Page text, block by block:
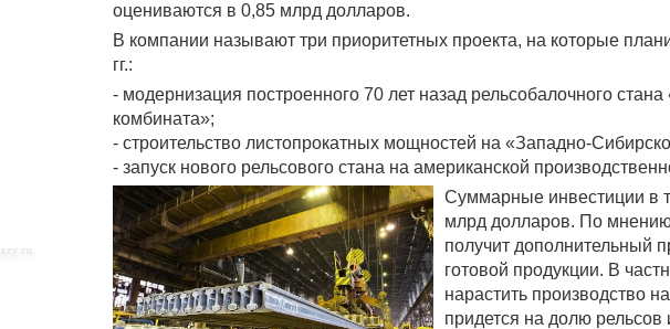
оцениваются в 0,85 млрд долларов.
В компании называют три приоритетных проекта, на которые
гг.:
- модернизация построенного 70 лет назад рельсобалочного
комбината»;
- строительство листопрокатных мощностей на «Западно-
- запуск нового рельсового стана на американской
Суммарные инвестиции в
млрд долларов. По
получит дополнительный
готовой продукции. В
нарастить производство
придется на долю